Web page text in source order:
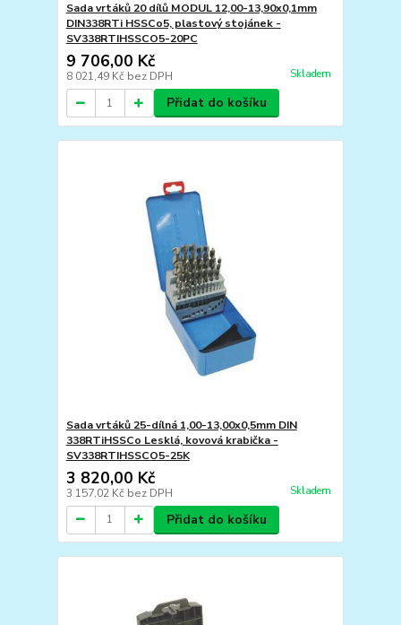
Sada vrtáků 20 dílů MODUL 12,00-13,90x0,1mm
DIN338RTi HSSCo5, plastový stojánek -
SV338RTIHSSCO5-20PC
9 706,00 Kč
8 021,49 Kč bez DPH Skladem
Přidat do košíku
Sada vrtáků 25-dílná 1,00-13,00x0,5mm DIN
338RTiHSSCo Lesklá, kovová krabička -
SV338RTIHSSCO5-25K
3 820,00 Kč
3 157,02 Kč bez DPH Skladem
Přidat do košíku